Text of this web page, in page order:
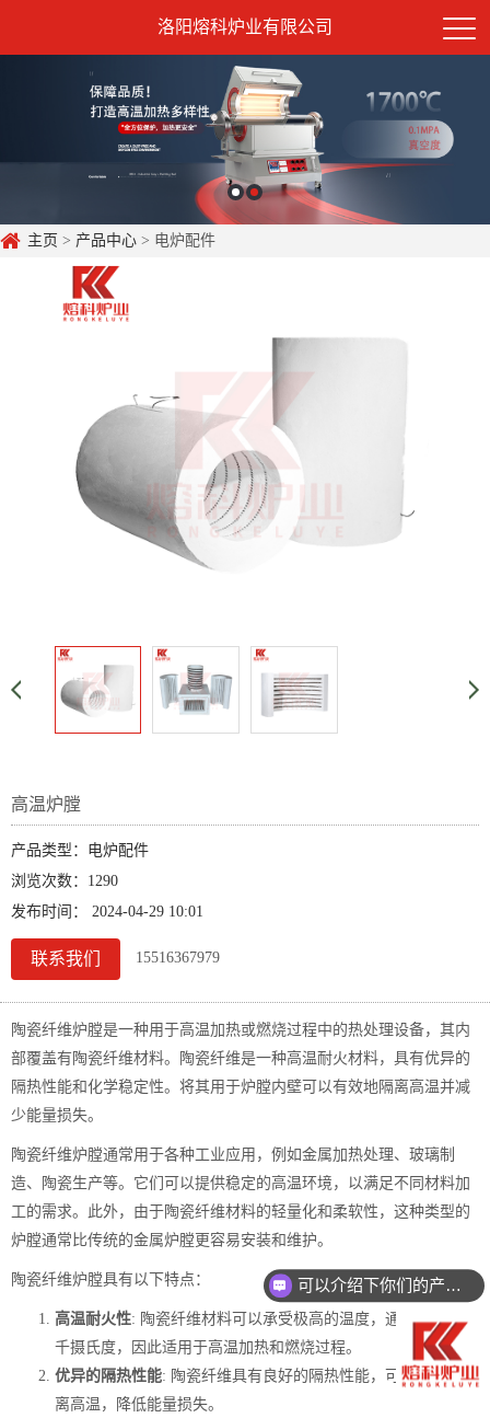
洛阳熔科炉业有限公司
主页 > 产品中心 > 电炉配件
高温炉膛
产品类型：电炉配件
浏览次数：1290
发布时间： 2024-04-29 10:01
联系我们 15516367979
陶瓷纤维炉膛是一种用于高温加热或燃烧过程中的热处理设备，其内
部覆盖有陶瓷纤维材料。陶瓷纤维是一种高温耐火材料，具有优异的
隔热性能和化学稳定性。将其用于炉膛内壁可以有效地隔离高温并减
少能量损失。
陶瓷纤维炉膛通常用于各种工业应用，例如金属加热处理、玻璃制
造、陶瓷生产等。它们可以提供稳定的高温环境，以满足不同材料加
工的需求。此外，由于陶瓷纤维材料的轻量化和柔软性，这种类型的
炉膛通常比传统的金属炉膛更容易安装和维护。
陶瓷纤维炉膛具有以下特点：
高温耐火性: 陶瓷纤维材料可以承受极高的温度，通常可达到数
千摄氏度，因此适用于高温加热和燃烧过程。
优异的隔热性能: 陶瓷纤维具有良好的隔热性能，可以有效地隔
离高温，降低能量损失。
可以介绍下你们的产品么